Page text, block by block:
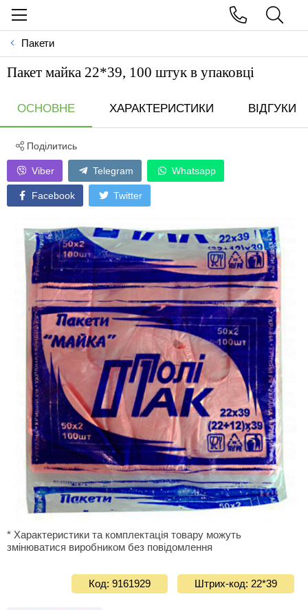
Пакети
Пакет майка 22*39, 100 штук в упаковці
ОСНОВНЕ ХАРАКТЕРИСТИКИ ВІДГУКИ
Поділитись
Viber Telegram Whatsapp
Facebook Twitter
* Характеристики та комплектація товару можуть
змінюватися виробником без повідомлення
Код: 9161929 Штрих-код: 22*39